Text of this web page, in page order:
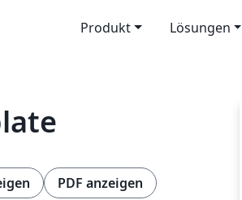
Produkt Lösungen
PDF anzeigen